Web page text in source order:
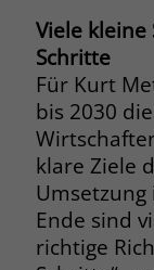
Viele kleine
Schritte
Für Kurt
bis 2030
klare Ziele
Umsetzung
Ende sind
richtige
Anbieter
Laufzeit
Zweck
Anbieter
Laufzeit
Zweck